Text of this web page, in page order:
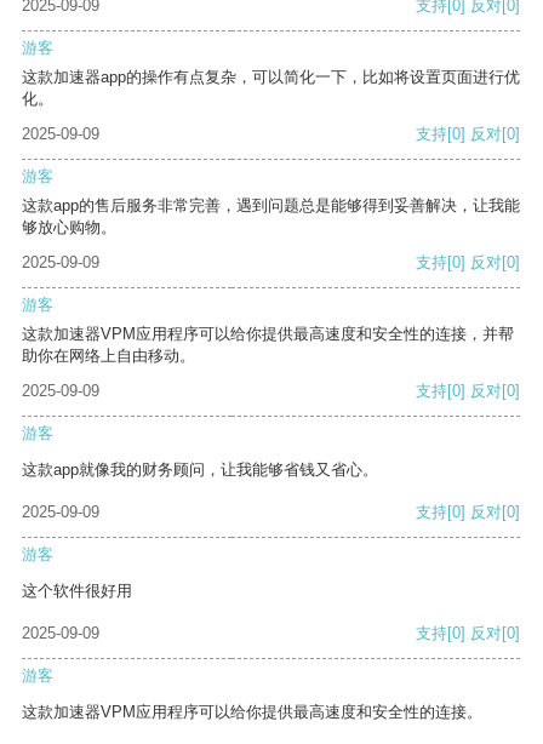
2025-09-09 支持[0] 反对[0]
游客
这款加速器app的操作有点复杂，可以简化一下，比如将设置页面进行优
化。
2025-09-09
支持[0] 反对[0]
游客
这款app的售后服务非常完善，遇到问题总是能够得到妥善解决，让我能
够放心购物。
2025-09-09
支持[0] 反对[0]
游客
这款加速器VPM应用程序可以给你提供最高速度和安全性的连接，并帮
助你在网络上自由移动。
2025-09-09
支持[0] 反对[0]
游客
这款app就像我的财务顾问，让我能够省钱又省心。
2025-09-09 支持[0] 反对[0]
游客
这个软件很好用
2025-09-09 支持[0] 反对[0]
游客
这款加速器VPM应用程序可以给你提供最高速度和安全性的连接。